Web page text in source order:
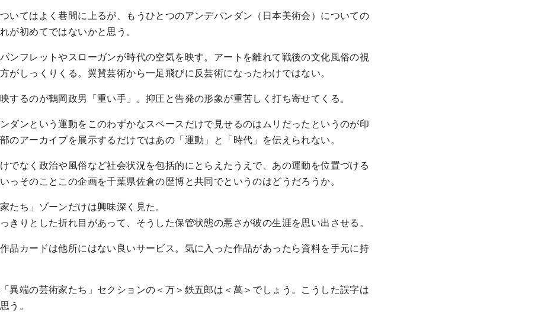
いてはよく巷間に上るが、もうひとつのアンデパンダン（日本美術会）についての
が初めてではないかと思う。
ンフレットやスローガンが時代の空気を映す。アートを離れて戦後の文化風俗の視
がしっくりくる。翼賛芸術から一足飛びに反芸術になったわけではない。
するのが鶴岡政男「重い手」。抑圧と告発の形象が重苦しく打ち寄せてくる。
ダンという運動をこのわずかなスペースだけで見せるのはムリだったというのが印
のアーカイブを展示するだけではあの「運動」と「時代」を伝えられない。
でなく政治や風俗など社会状況を包括的にとらえたうえで、あの運動を位置づける
っそのことこの企画を千葉県佐倉の歴博と共同でというのはどうだろうか。
たち」ゾーンだけは興味深く見た。
きりとした折れ目があって、そうした保管状態の悪さが彼の生涯を思い出させる。
品カードは他所にはない良いサービス。気に入った作品があったら資料を手元に持
異端の芸術家たち」セクションの＜万＞鉄五郎は＜萬＞でしょう。こうした誤字は
う。